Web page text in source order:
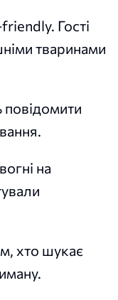
Гості
тваринами
повідомити
на
хто шукає